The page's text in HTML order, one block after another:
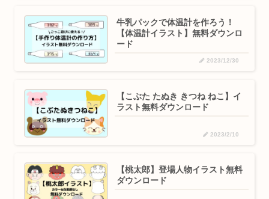
牛乳パックで体温計を作ろう！
【体温計イラスト】無料ダウンロ
ード
2023/12/30
【こぶた たぬき きつね ねこ】イ
ラスト無料ダウンロード
2023/2/10
【桃太郎】登場人物イラスト無料
ダウンロード